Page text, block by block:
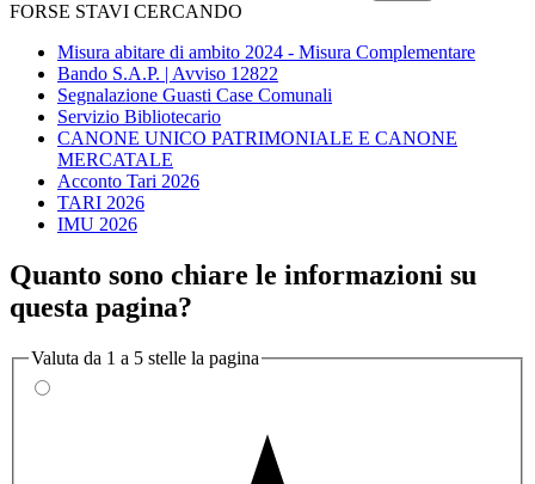
FORSE STAVI CERCANDO
Misura abitare di ambito 2024 - Misura Complementare
Bando S.A.P. | Avviso 12822
Segnalazione Guasti Case Comunali
Servizio Bibliotecario
CANONE UNICO PATRIMONIALE E CANONE
MERCATALE
Acconto Tari 2026
TARI 2026
IMU 2026
Quanto sono chiare le informazioni su
questa pagina?
Valuta da 1 a 5 stelle la pagina